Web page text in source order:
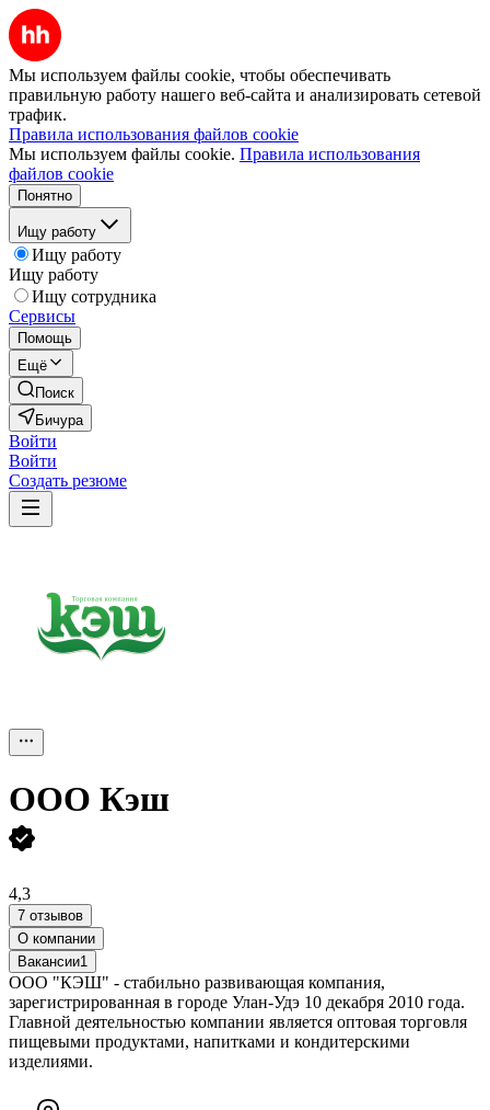
Мы используем файлы cookie, чтобы обеспечивать
правильную работу нашего веб-сайта и анализировать сетевой
трафик.
Правила использования файлов cookie
Мы используем файлы cookie. Правила использования
файлов cookie
Понятно
Ищу работу
Ищу работу
Ищу работу
Ищу сотрудника
Сервисы
Помощь
Ещё
Поиск
Бичура
Войти
Войти
Создать резюме
ООО Кэш
4,3
7 отзывов
О компании
Вакансии1
ООО "КЭШ" - стабильно развивающая компания,
зарегистрированная в городе Улан-Удэ 10 декабря 2010 года.
Главной деятельностью компании является оптовая торговля
пищевыми продуктами, напитками и кондитерскими
изделиями.